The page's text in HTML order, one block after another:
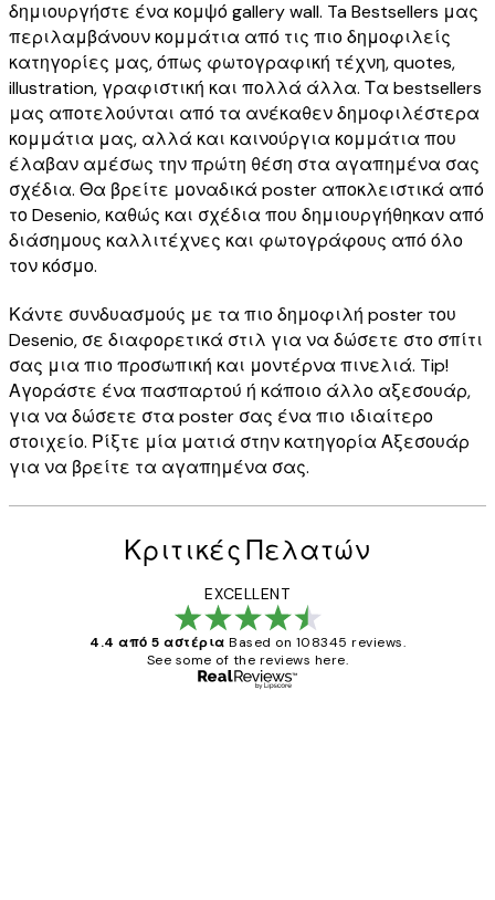
δημιουργήστε ένα κομψό gallery wall. Ta Bestsellers μας
περιλαμβάνουν κομμάτια από τις πιο δημοφιλείς
κατηγορίες μας, όπως φωτογραφική τέχνη, quotes,
illustration, γραφιστική και πολλά άλλα. Τα bestsellers
μας αποτελούνται από τα ανέκαθεν δημοφιλέστερα
κομμάτια μας, αλλά και καινούργια κομμάτια που
έλαβαν αμέσως την πρώτη θέση στα αγαπημένα σας
σχέδια. Θα βρείτε μοναδικά poster αποκλειστικά από
το Desenio, καθώς και σχέδια που δημιουργήθηκαν από
διάσημους καλλιτέχνες και φωτογράφους από όλο
τον κόσμο.
Κάντε συνδυασμούς με τα πιο δημοφιλή poster του
Desenio, σε διαφορετικά στιλ για να δώσετε στο σπίτι
σας μια πιο προσωπική και μοντέρνα πινελιά. Tip!
Αγοράστε ένα πασπαρτού ή κάποιο άλλο αξεσουάρ,
για να δώσετε στα poster σας ένα πιο ιδιαίτερο
στοιχείο. Ρίξτε μία ματιά στην κατηγορία Αξεσουάρ
για να βρείτε τα αγαπημένα σας.
Κριτικές Πελατών
EXCELLENT
4.4 από 5 αστέρια Based on 108345 reviews.
See some of the reviews here.